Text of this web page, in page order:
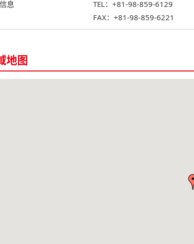
息
TEL：+81-98-859-6129
FAX：+81-98-859-6221
地图